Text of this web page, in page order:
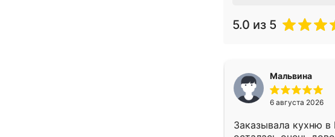
5.0 из 5
Мальвина
6 августа 2026
Заказывала кухню в